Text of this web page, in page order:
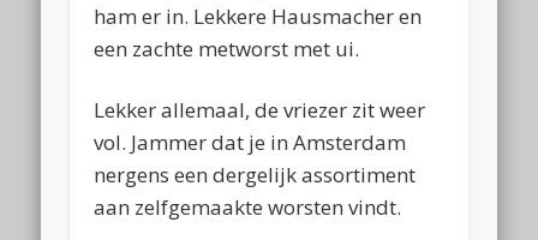
ham er in. Lekkere Hausmacher en
een zachte metworst met ui.
Lekker allemaal, de vriezer zit weer
vol. Jammer dat je in Amsterdam
nergens een dergelijk assortiment
aan zelfgemaakte worsten vindt.